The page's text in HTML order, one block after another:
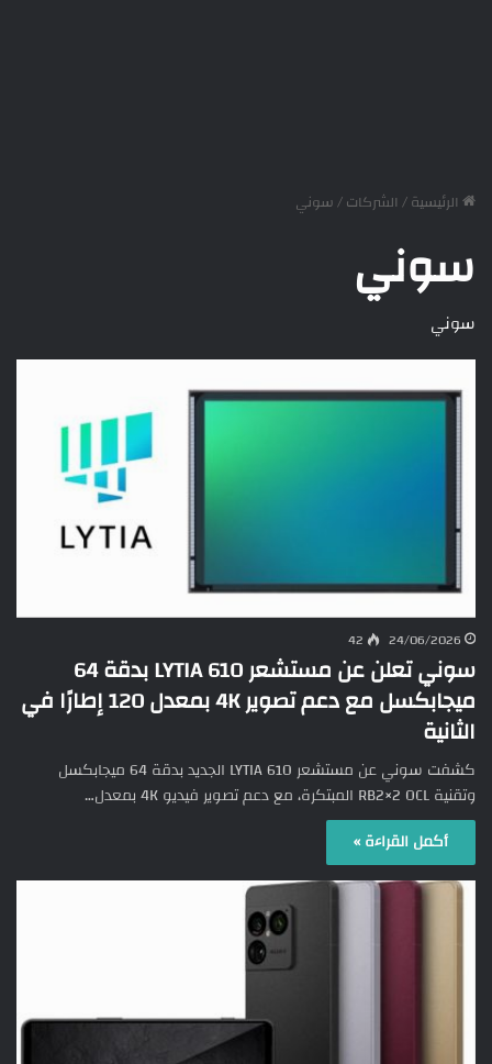
الرئيسية/ الشركات/سوني
سوني
سوني
24/06/2026
42
سوني تعلن عن مستشعر LYTIA 610 بدقة 64
ميجابكسل مع دعم تصوير 4K بمعدل 120 إطارًا في
الثانية
كشفت سوني عن مستشعر LYTIA 610 الجديد بدقة 64 ميجابكسل
وتقنية RB2×2 OCL المبتكرة، مع دعم تصوير فيديو 4K بمعدل…
أكمل القراءة »